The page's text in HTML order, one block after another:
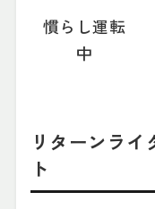
慣らし運転
中
リターンラ
ト